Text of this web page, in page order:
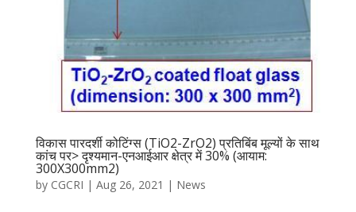
विकास पारदर्शी कोटिंग्स (TiO2-ZrO2) प्रतिबिंब मूल्यों के साथ
कांच पर> दृश्यमान-एनआईआर क्षेत्र में 30% (आयाम:
300X300mm2)
by CGCRI | Aug 26, 2021 | News